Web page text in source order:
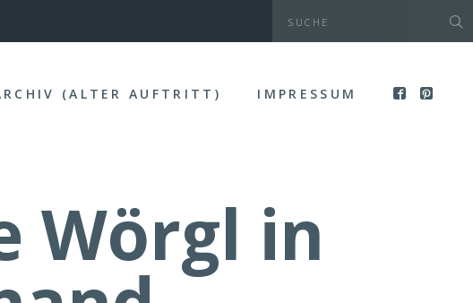
(ALTER AUFTRITT) IMPRESSUM
Wörgl in